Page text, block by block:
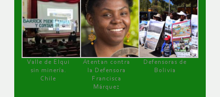
Valle de Elqui
sin minería.
Chile
Atentan contra
la Defensora
Francisca
Márquez
Defensoras de
Bolivia